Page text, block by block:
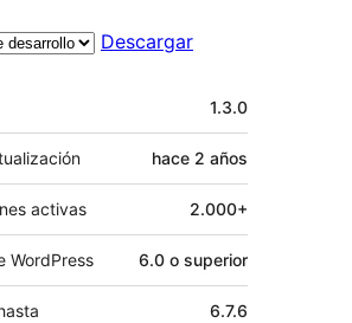
Descargar
1.3.0
hace 2 años
activas 2.000+
WordPress 6.0 o superior
6.7.6